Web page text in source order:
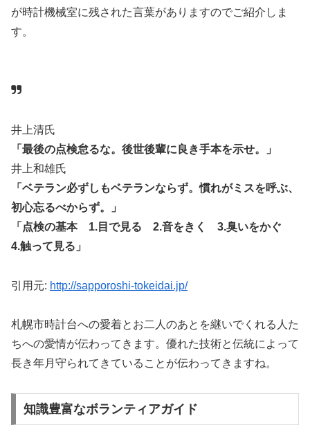
が時計機械室に残された言葉がありますのでご紹介しま
す。
井上清氏
「最後の点検怠るな。後世後輩に良き手本を示せ。」
井上和雄氏
「ベテラン必ずしもベテランならず。慣れがミスを呼ぶ、
初心忘るべからず。」
「点検の基本 1.目で見る 2.音をきく 3.臭いをかぐ
4.触って見る」
引用元: http://sapporoshi-tokeidai.jp/
札幌市時計台への愛着とお二人のあとを継いでくれる人た
ちへの愛情が伝わってきます。優れた技術と伝統によって
長き年月守られてきていることが伝わってきますね。
知識豊富なボランティアガイド